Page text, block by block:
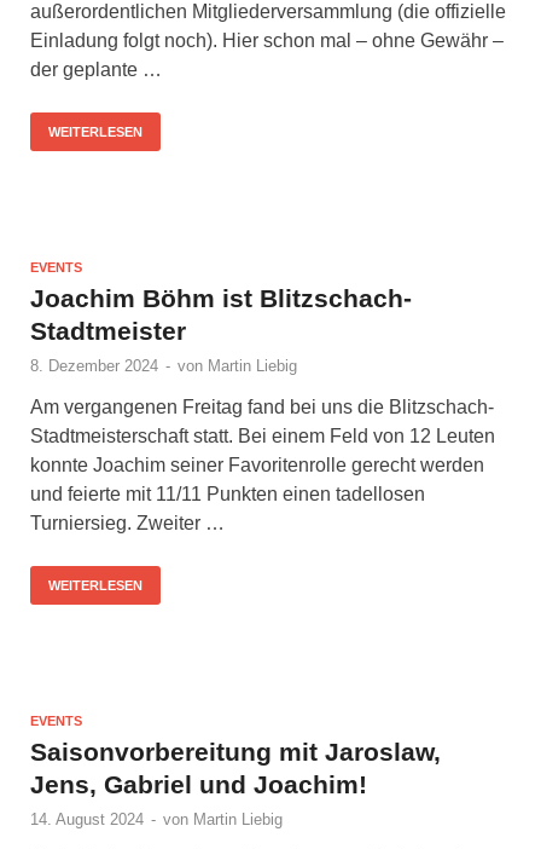
außerordentlichen Mitgliederversammlung (die offizielle
Einladung folgt noch). Hier schon mal – ohne Gewähr –
der geplante …
WEITERLESEN
EVENTS
Joachim Böhm ist Blitzschach-
Stadtmeister
8. Dezember 2024 - von Martin Liebig
Am vergangenen Freitag fand bei uns die Blitzschach-
Stadtmeisterschaft statt. Bei einem Feld von 12 Leuten
konnte Joachim seiner Favoritenrolle gerecht werden
und feierte mit 11/11 Punkten einen tadellosen
Turniersieg. Zweiter …
WEITERLESEN
EVENTS
Saisonvorbereitung mit Jaroslaw,
Jens, Gabriel und Joachim!
14. August 2024 - von Martin Liebig